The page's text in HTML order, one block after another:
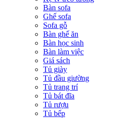
Bàn sofa
Ghế sofa
Sofa gỗ
Bàn ghế ăn
Bàn học sinh
Bàn làm việc
Giá sách
Tủ giày
Tủ đầu giường
Tủ trang trí
Tủ bát đĩa
Tủ rượu
Tủ bếp